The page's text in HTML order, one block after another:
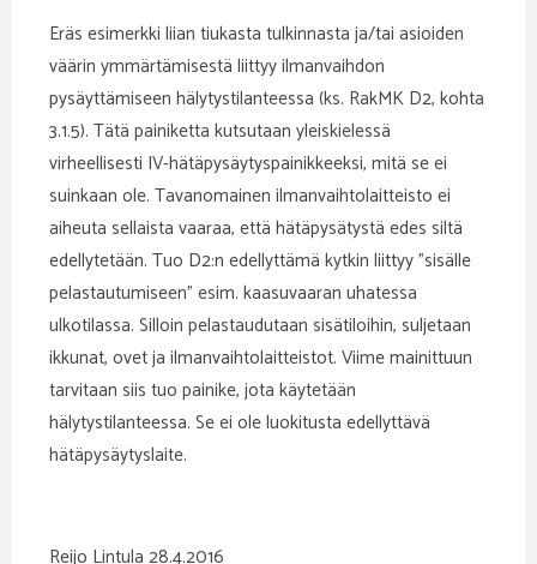
Eräs esimerkki liian tiukasta tulkinnasta ja/tai asioiden
väärin ymmärtämisestä liittyy ilmanvaihdon
pysäyttämiseen hälytystilanteessa (ks. RakMK D2, kohta
3.1.5). Tätä painiketta kutsutaan yleiskielessä
virheellisesti IV-hätäpysäytyspainikkeeksi, mitä se ei
suinkaan ole. Tavanomainen ilmanvaihtolaitteisto ei
aiheuta sellaista vaaraa, että hätäpysätystä edes siltä
edellytetään. Tuo D2:n edellyttämä kytkin liittyy ”sisälle
pelastautumiseen” esim. kaasuvaaran uhatessa
ulkotilassa. Silloin pelastaudutaan sisätiloihin, suljetaan
ikkunat, ovet ja ilmanvaihtolaitteistot. Viime mainittuun
tarvitaan siis tuo painike, jota käytetään
hälytystilanteessa. Se ei ole luokitusta edellyttävä
hätäpysäytyslaite.
Reijo Lintula 28.4.2016